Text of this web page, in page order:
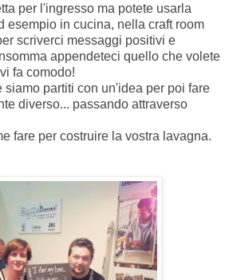
per l'ingresso ma potete usarla
esempio in cucina, nella craft room
scriverci messaggi positivi e
appendeteci quello che volete
fa comodo!
siamo partiti con un'idea per poi fare
diverso... passando attraverso
fare per costruire la vostra lavagna.